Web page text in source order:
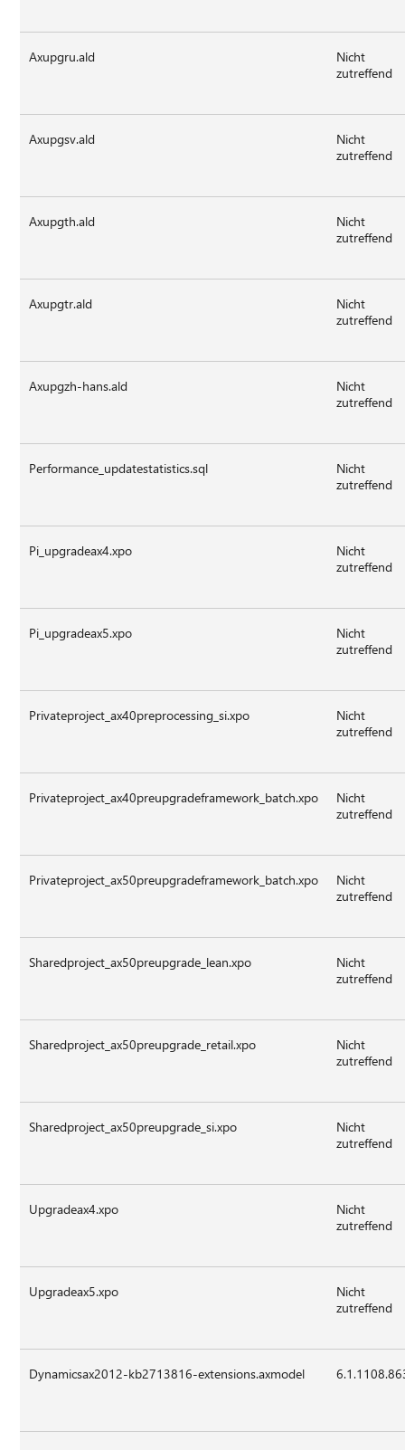
Axupgru.ald
Nicht
zutreffend
Axupgsv.ald
Nicht
zutreffend
Axupgth.ald
Nicht
zutreffend
Axupgtr.ald
Nicht
zutreffend
Axupgzh-hans.ald
Nicht
zutreffend
Performance_updatestatistics.sql
Nicht
zutreffend
Pi_upgradeax4.xpo
Nicht
zutreffend
Pi_upgradeax5.xpo
Nicht
zutreffend
Privateproject_ax40preprocessing_si.xpo
Nicht
zutreffend
Privateproject_ax40preupgradeframework_batch.xpo
Nicht
zutreffend
Privateproject_ax50preupgradeframework_batch.xpo
Nicht
zutreffend
Sharedproject_ax50preupgrade_lean.xpo
Nicht
zutreffend
Sharedproject_ax50preupgrade_retail.xpo
Nicht
zutreffend
Sharedproject_ax50preupgrade_si.xpo
Nicht
zutreffend
Upgradeax4.xpo
Nicht
zutreffend
Upgradeax5.xpo
Nicht
zutreffend
Dynamicsax2012-kb2713816-extensions.axmodel